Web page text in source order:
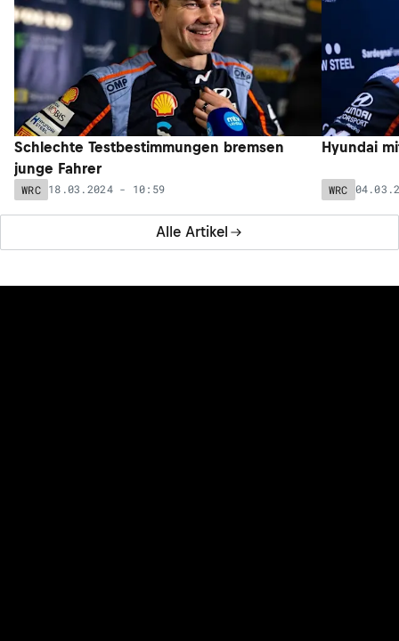
Alle Artikel
Schlechte Testbestimmungen bremsen
junge Fahrer
WRC 18.03.2024 - 10:59
Hyundai
WRC